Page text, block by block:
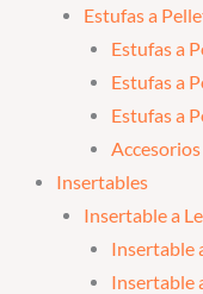
Estufas a
Estufas a
Estufas a
Estufas a
Insertables
Insertable a
Insertable
Insertable